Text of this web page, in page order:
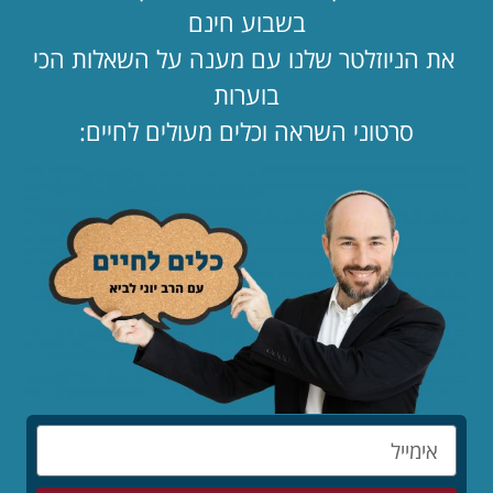
הילד קיבל ווטסאפ. מה עכשיו? 📱
תפילה תורה ומצוות צניעות
ציונות דתית פרשת שבוע סיפורים
מחנכים
הורים
בשבוע חינם
את הניוזלטר שלנו עם מענה על השאלות הכי
בוערות
סרטוני השראה וכלים מעולים לחיים: